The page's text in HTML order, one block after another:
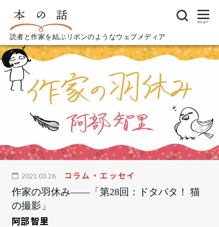
読者と作家を結ぶリボンのようなウェブメディア
メニュー
2021.03.26 コラム・エッセイ
作家の羽休み――「第28回：ドタバタ！ 猫
の撮影」
阿部 智里